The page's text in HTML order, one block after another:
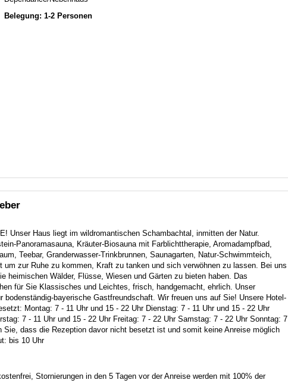
Belegung: 1-2 Personen
Unser Haus liegt im wildromantischen Schambachtal, inmitten der Natur.
Panoramasauna, Kräuter-Biosauna mit Farblichttherapie, Aromadampfbad,
Teebar, Granderwasser-Trinkbrunnen, Saunagarten, Natur-Schwimmteich,
um zur Ruhe zu kommen, Kraft zu tanken und sich verwöhnen zu lassen. Bei uns
heimischen Wälder, Flüsse, Wiesen und Gärten zu bieten haben. Das
für Sie Klassisches und Leichtes, frisch, handgemacht, ehrlich. Unser
bodenständig-bayerische Gastfreundschaft. Wir freuen uns auf Sie! Unsere Hotel-
Montag: 7 - 11 Uhr und 15 - 22 Uhr Dienstag: 7 - 11 Uhr und 15 - 22 Uhr
7 - 11 Uhr und 15 - 22 Uhr Freitag: 7 - 22 Uhr Samstag: 7 - 22 Uhr Sonntag: 7
Sie, dass die Rezeption davor nicht besetzt ist und somit keine Anreise möglich
bis 10 Uhr
Stornierungen in den 5 Tagen vor der Anreise werden mit 100% der